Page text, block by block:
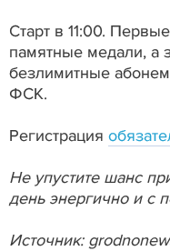
Старт в 11:00.
памятные медали, а
безлимитные
ФСК.
Регистрация
Не упустите шанс
день энергично и с
Источник: